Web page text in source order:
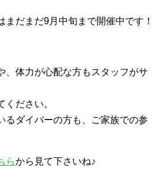
まだまだ9月中旬まで開催中です！
体力が心配な方もスタッフがサ
ださい。
るダイバーの方も、
ご家族での参
らから見て下さいね♪